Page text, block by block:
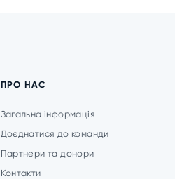
ПРО НАС
Загальна інформація
Доєднатися до команди
Партнери та донори
Контакти